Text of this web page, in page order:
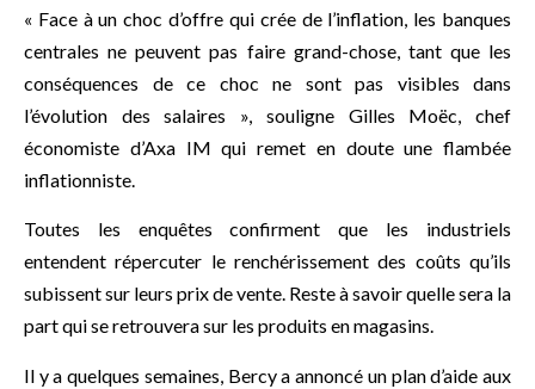
« Face à un choc d’offre qui crée de l’inflation, les banques
centrales ne peuvent pas faire grand-chose, tant que les
conséquences de ce choc ne sont pas visibles dans
l’évolution des salaires », souligne Gilles Moëc, chef
économiste d’Axa IM qui remet en doute une flambée
inflationniste.
Toutes les enquêtes confirment que les industriels
entendent répercuter le renchérissement des coûts qu’ils
subissent sur leurs prix de vente. Reste à savoir quelle sera la
part qui se retrouvera sur les produits en magasins.
Il y a quelques semaines, Bercy a annoncé un plan d’aide aux